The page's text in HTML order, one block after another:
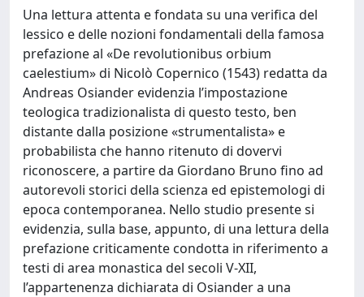
Una lettura attenta e fondata su una verifica del
lessico e delle nozioni fondamentali della famosa
prefazione al «De revolutionibus orbium
caelestium» di Nicolò Copernico (1543) redatta da
Andreas Osiander evidenzia l’impostazione
teologica tradizionalista di questo testo, ben
distante dalla posizione «strumentalista» e
probabilista che hanno ritenuto di dovervi
riconoscere, a partire da Giordano Bruno fino ad
autorevoli storici della scienza ed epistemologi di
epoca contemporanea. Nello studio presente si
evidenzia, sulla base, appunto, di una lettura della
prefazione criticamente condotta in riferimento a
testi di area monastica del secoli V-XII,
l’appartenenza dichiarata di Osiander a una